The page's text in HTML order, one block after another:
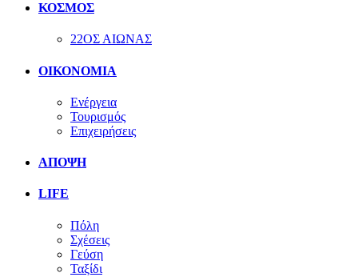
ΚΟΣΜΟΣ
22ΟΣ ΑΙΩΝΑΣ
ΟΙΚΟΝΟΜΙΑ
Ενέργεια
Τουρισμός
Επιχειρήσεις
ΑΠΟΨΗ
LIFE
Πόλη
Σχέσεις
Γεύση
Ταξίδι